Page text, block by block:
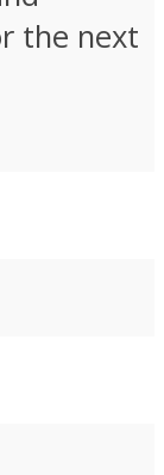
the next